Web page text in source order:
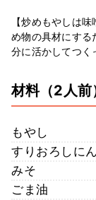
【炒めもやしは
め物の具材にする
分に活かしてつく
材料（2人前
もやし
すりおろしに
みそ
ごま油